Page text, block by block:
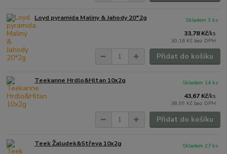
Loyd pyramida Maliny & Jahody 20*2g
33,78 Kč/ks
30,16 Kč bez DPH
Skladem 3 ks
Přidat do košíku
Teekanne Hrdlo&Hltan 10x2g
43,67 Kč/ks
38,99 Kč bez DPH
Skladem 14 ks
Přidat do košíku
Teek Žaludek&Střeva 10x2g
Skladem 27 ks